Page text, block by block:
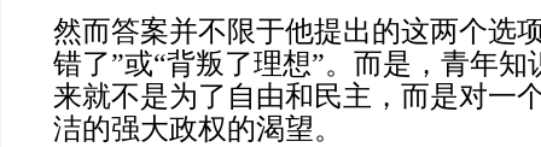
然而答案并不限于他提出的这两个选
错了”或“背叛了理想”。而是，青年
来就不是为了自由和民主，而是对一
洁的强大政权的渴望。